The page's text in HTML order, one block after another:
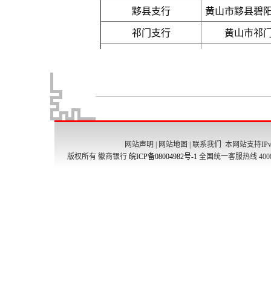
网站声明 网站地图 联系我们
本网站支持
版权所有 徽商银行 皖ICP备08004982号-1 全国统一客服热线